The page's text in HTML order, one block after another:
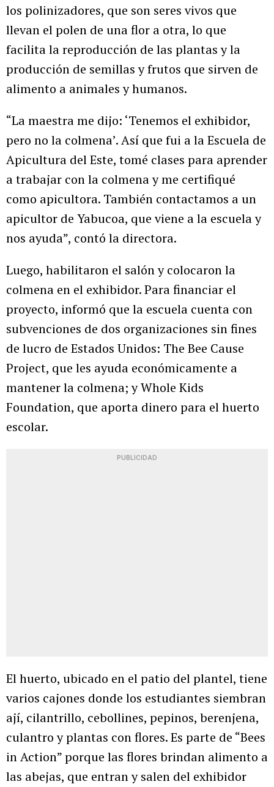
los polinizadores, que son seres vivos que
llevan el polen de una flor a otra, lo que
facilita la reproducción de las plantas y la
producción de semillas y frutos que sirven de
alimento a animales y humanos.
“La maestra me dijo: ‘Tenemos el exhibidor,
pero no la colmena’. Así que fui a la Escuela de
Apicultura del Este, tomé clases para aprender
a trabajar con la colmena y me certifiqué
como apicultora. También contactamos a un
apicultor de Yabucoa, que viene a la escuela y
nos ayuda”, contó la directora.
Luego, habilitaron el salón y colocaron la
colmena en el exhibidor. Para financiar el
proyecto, informó que la escuela cuenta con
subvenciones de dos organizaciones sin fines
de lucro de Estados Unidos: The Bee Cause
Project, que les ayuda económicamente a
mantener la colmena; y Whole Kids
Foundation, que aporta dinero para el huerto
escolar.
PUBLICIDAD
El huerto, ubicado en el patio del plantel, tiene
varios cajones donde los estudiantes siembran
ají, cilantrillo, cebollines, pepinos, berenjena,
culantro y plantas con flores. Es parte de “Bees
in Action” porque las flores brindan alimento a
las abejas, que entran y salen del exhibidor